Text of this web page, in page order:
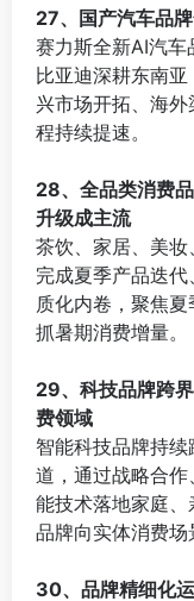
27、国产汽车品
赛力斯全新AI汽车
比亚迪深耕东南
兴市场开拓、海
程持续提速。
28、全品类消费
升级成主流
茶饮、家居、美
完成夏季产品迭
质化内卷，聚焦
抓暑期消费增量。
29、科技品牌跨
费领域
智能科技品牌持
道，通过战略合
能技术落地家庭
品牌向实体消费场
30、品牌精细化